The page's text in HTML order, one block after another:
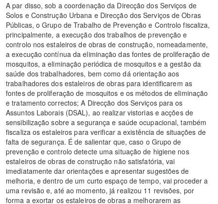
A par disso, sob a coordenação da Direcção dos Serviços de
Solos e Construção Urbana e Direcção dos Serviços de Obras
Públicas, o Grupo de Trabalho de Prevenção e Controlo fiscaliza,
principalmente, a execução dos trabalhos de prevenção e
controlo nos estaleiros de obras de construção, nomeadamente,
a execução contínua da eliminação das fontes de proliferação de
mosquitos, a eliminação periódica de mosquitos e a gestão da
saúde dos trabalhadores, bem como dá orientação aos
trabalhadores dos estaleiros de obras para identificarem as
fontes de proliferação de mosquitos e os métodos de eliminação
e tratamento correctos; A Direcção dos Serviços para os
Assuntos Laborais (DSAL), ao realizar vistorias e acções de
sensibilização sobre a segurança e saúde ocupacional, também
fiscaliza os estaleiros para verificar a existência de situações de
falta de segurança. É de salientar que, caso o Grupo de
prevenção e controlo detecte uma situação de higiene nos
estaleiros de obras de construção não satisfatória, vai
imediatamente dar orientações e apresentar sugestões de
melhoria, e dentro de um curto espaço de tempo, vai proceder a
uma revisão e, até ao momento, já realizou 11 revisões, por
forma a exortar os estaleiros de obras a melhorarem as